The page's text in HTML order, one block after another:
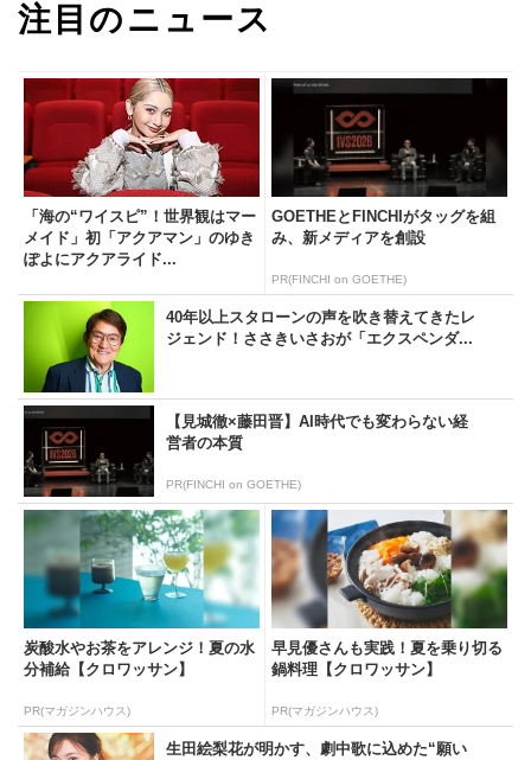
注目のニュース
「海の“ワイスピ”！世界観はマー
メイド」初「アクアマン」のゆき
ぽよにアクアライド...
GOETHEとFINCHIがタッグを組
み、新メディアを創設
PR(FINCHI on GOETHE)
40年以上スタローンの声を吹き替えてきたレ
ジェンド！ささきいさおが「エクスペンダ...
【見城徹×藤田晋】AI時代でも変わらない経
営者の本質
PR(FINCHI on GOETHE)
炭酸水やお茶をアレンジ！夏の水
分補給【クロワッサン】
PR(マガジンハウス)
早見優さんも実践！夏を乗り切る
鍋料理【クロワッサン】
PR(マガジンハウス)
生田絵梨花が明かす、劇中歌に込めた“願い